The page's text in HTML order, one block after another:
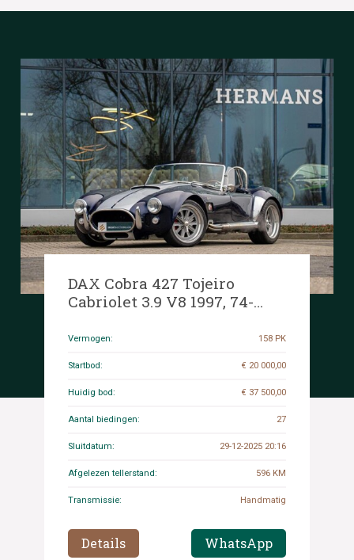
DAX Cobra 427 Tojeiro
Cabriolet 3.9 V8 1997, 74-
Vermogen: 158 PK
Startbod: € 20 000,00
Huidig bod: € 37 500,00
Aantal biedingen: 27
Sluitdatum: 29-12-2025 20:16
Afgelezen tellerstand: 596 KM
Transmissie: Handmatig
Details WhatsApp